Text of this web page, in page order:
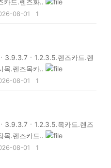
카드.렌즈화..
08-01 1
3.9.3.7ㆍ1.2.3.5.렌즈카드.렌
목.렌즈목카..
08-01 1
3.9.3.7ㆍ1.2.3.5.목카드.렌즈
목.렌즈카드..
08-01 1